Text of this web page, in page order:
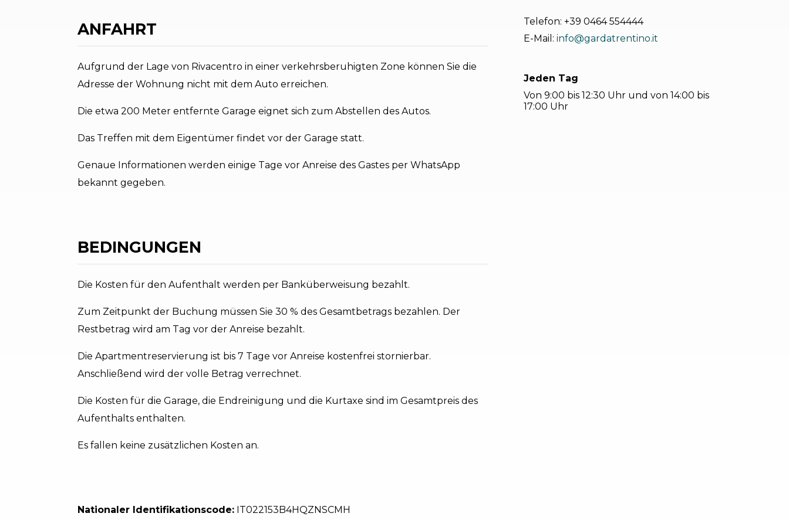
ANFAHRT
Aufgrund der Lage von Rivacentro in einer verkehrsberuhigten Zone können Sie die
Adresse der Wohnung nicht mit dem Auto erreichen.
Die etwa 200 Meter entfernte Garage eignet sich zum Abstellen des Autos.
Das Treffen mit dem Eigentümer findet vor der Garage statt.
Genaue Informationen werden einige Tage vor Anreise des Gastes per WhatsApp
bekannt gegeben.
BEDINGUNGEN
Die Kosten für den Aufenthalt werden per Banküberweisung bezahlt.
Zum Zeitpunkt der Buchung müssen Sie 30 % des Gesamtbetrags bezahlen. Der
Restbetrag wird am Tag vor der Anreise bezahlt.
Die Apartmentreservierung ist bis 7 Tage vor Anreise kostenfrei stornierbar.
Anschließend wird der volle Betrag verrechnet.
Die Kosten für die Garage, die Endreinigung und die Kurtaxe sind im Gesamtpreis des
Aufenthalts enthalten.
Es fallen keine zusätzlichen Kosten an.
Nationaler Identifikationscode: IT022153B4HQZNSCMH
Telefon: +39 0464 554444
E-Mail: info@gardatrentino.it
Jeden Tag
Von 9:00 bis 12:30 Uhr und von 14:00 bis
17:00 Uhr